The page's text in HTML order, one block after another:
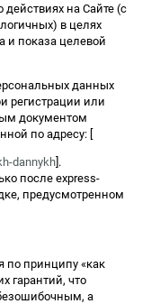
действиях на Сайте (с
в целях
и показа целевой
данных
регистрации или
документом
по адресу: [
dannykh ].
после express-
предусмотренном
по принципу «как
гарантий, что
а